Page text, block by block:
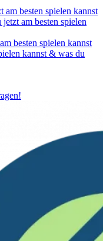
am besten spielen kannst
am besten spielen
besten spielen kannst
kannst & was du